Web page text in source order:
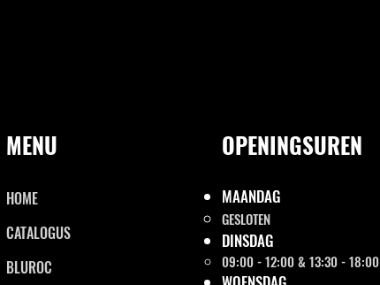
MENU
HOME
CATALOGUS
BLUROC
OPENINGSUREN
MAANDAG
GESLOTEN
DINSDAG
09:00 - 12:00 & 13:30 - 18:00